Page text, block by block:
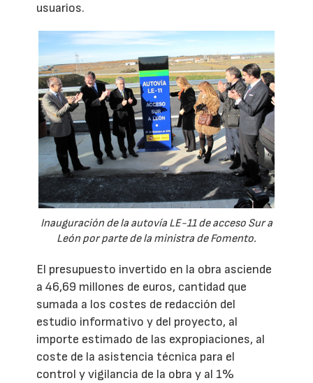
usuarios.
Inauguración de la autovía LE-11 de acceso Sur a
León por parte de la ministra de Fomento.
El presupuesto invertido en la obra asciende
a 46,69 millones de euros, cantidad que
sumada a los costes de redacción del
estudio informativo y del proyecto, al
importe estimado de las expropiaciones, al
coste de la asistencia técnica para el
control y vigilancia de la obra y al 1%